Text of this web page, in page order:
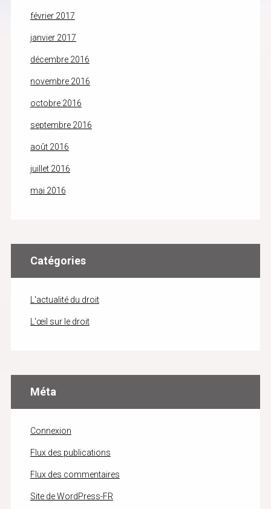
février 2017
janvier 2017
décembre 2016
novembre 2016
octobre 2016
septembre 2016
août 2016
juillet 2016
mai 2016
Catégories
L'actualité du droit
L'œil sur le droit
Méta
Connexion
Flux des publications
Flux des commentaires
Site de WordPress-FR